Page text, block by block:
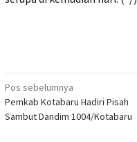
Navigasi
pos
Pos sebelumnya
Pemkab Kotabaru Hadiri Pisah
Sambut Dandim 1004/Kotabaru